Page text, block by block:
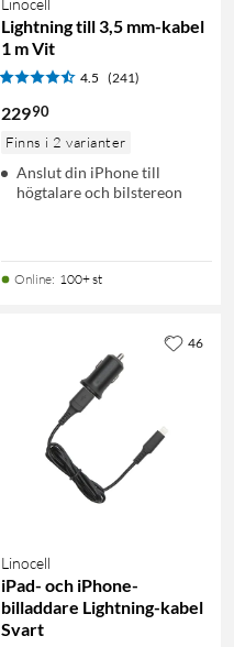
Lightning till 3,5 mm-kabel
1 m Vit
4.5 (241)
22990
Finns i 2 varianter
Anslut din iPhone till
högtalare och bilstereon
Online: 100+ st
Linocell
iPad- och iPhone-
billaddare Lightning-kabel
Svart
46